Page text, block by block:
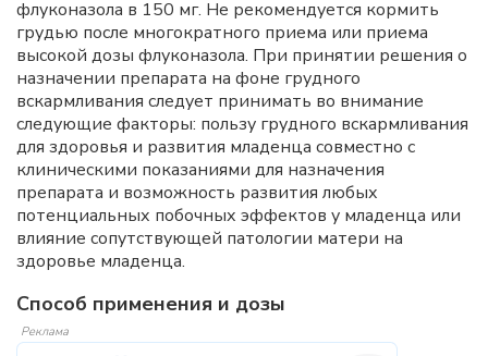
флуконазола в 150 мг. Не рекомендуется кормить
грудью после многократного приема или приема
высокой дозы флуконазола. При принятии решения о
назначении препарата на фоне грудного
вскармливания следует принимать во внимание
следующие факторы: пользу грудного вскармливания
для здоровья и развития младенца совместно с
клиническими показаниями для назначения
препарата и возможность развития любых
потенциальных побочных эффектов у младенца или
влияние сопутствующей патологии матери на
здоровье младенца.
Способ применения и дозы
Реклама